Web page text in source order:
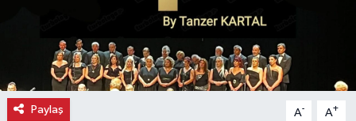
Paylaş A- A+
İlçe Haberleri
Keşfet